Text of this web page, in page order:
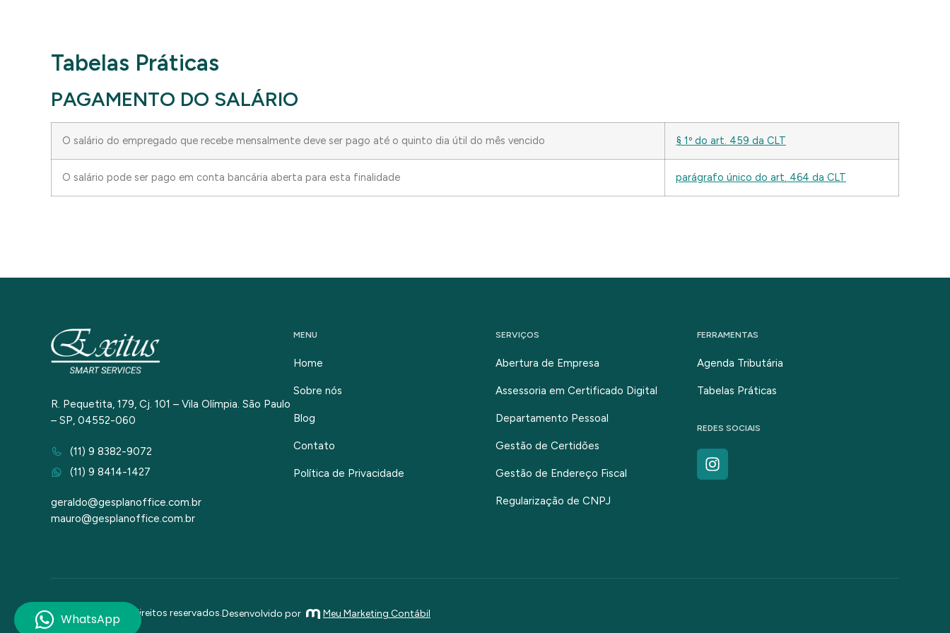
Tabelas Práticas
PAGAMENTO DO SALÁRIO
O salário do empregado que recebe mensalmente deve ser pago até o quinto dia útil do mês vencido § 1º do art. 459 da CLT
O salário pode ser pago em conta bancária aberta para esta finalidade parágrafo único do art. 464 da CLT
R. Pequetita, 179, Cj. 101 – Vila Olímpia. São Paulo
– SP, 04552-060
(11) 9 8382-9072
(11) 9 8414-1427
geraldo@gesplanoffice.com.br
mauro@gesplanoffice.com.br
MENU
Home
Sobre nós
Blog
Contato
Política de Privacidade
SERVIÇOS
Abertura de Empresa
Assessoria em Certificado Digital
Departamento Pessoal
Gestão de Certidões
Gestão de Endereço Fiscal
Regularização de CNPJ
FERRAMENTAS
Agenda Tributária
Tabelas Práticas
REDES SOCIAIS
2026 © Todos os direitos reservados.Desenvolvido por Meu Marketing Contábil
WhatsApp